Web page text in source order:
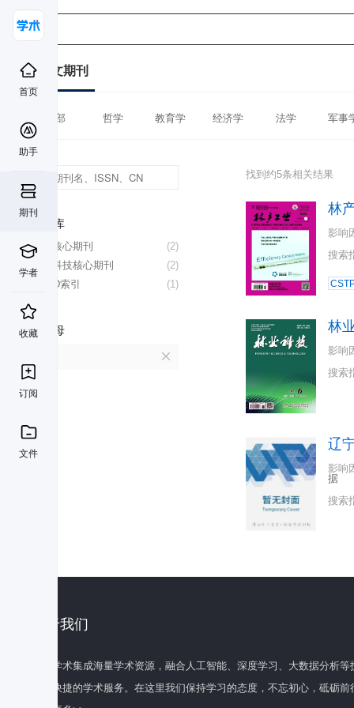
首页
助手
期刊
学者
收藏
订阅
文件
中文期刊
全部 哲学 教育学 经济学 法学 军事
数据库
(2)
北大核心期刊
(2)
中国科技核心期刊
(1)
CSCD索引
首字母
找到约5条相关结果
林
影响
搜索
林
影响
搜索
辽
影响
据
搜索
关于我们
百度学术集成海量学术资源，融合人工智能、深度学习、大数据分析
全面快捷的学术服务。在这里我们保持学习的态度，不忘初心，砥砺前